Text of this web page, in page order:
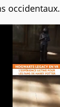
occidentaux.